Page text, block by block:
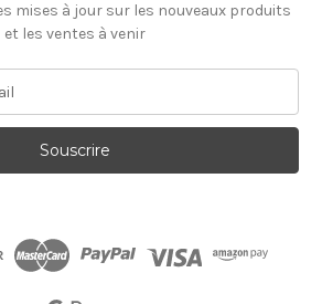
mises à jour sur les nouveaux produits
et les ventes à venir